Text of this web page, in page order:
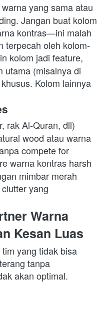
yang sama atau
Jangan buat kolom
kontras—ini malah
terpecah oleh kolom-
kolom jadi feature,
utama (misalnya di
Kolom lainnya
rak Al-Quran, dll)
wood atau warna
compete for
warna kontras harsh
mimbar merah
yang
Warna
Kesan Luas
yang tidak bisa
tanpa
akan optimal.